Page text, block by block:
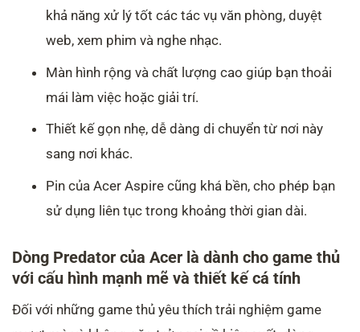
khả năng xử lý tốt các tác vụ văn phòng, duyệt
web, xem phim và nghe nhạc.
Màn hình rộng và chất lượng cao giúp bạn thoải
mái làm việc hoặc giải trí.
Thiết kế gọn nhẹ, dễ dàng di chuyển từ nơi này
sang nơi khác.
Pin của Acer Aspire cũng khá bền, cho phép bạn
sử dụng liên tục trong khoảng thời gian dài.
Dòng Predator của Acer là dành cho game thủ
với cấu hình mạnh mẽ và thiết kế cá tính
Đối với những game thủ yêu thích trải nghiệm game